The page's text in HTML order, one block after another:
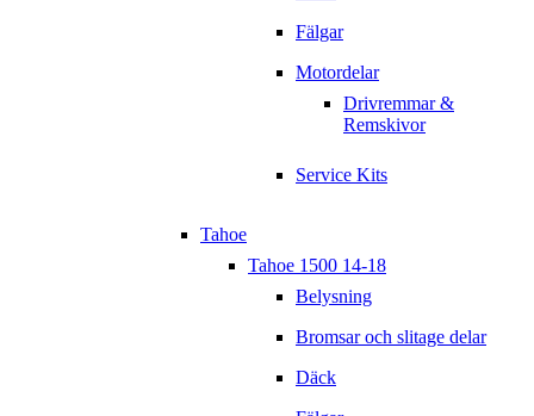
Fälgar
Motordelar
Drivremmar &
Remskivor
Service Kits
Tahoe
Tahoe 1500 14-18
Belysning
Bromsar och slitage delar
Däck